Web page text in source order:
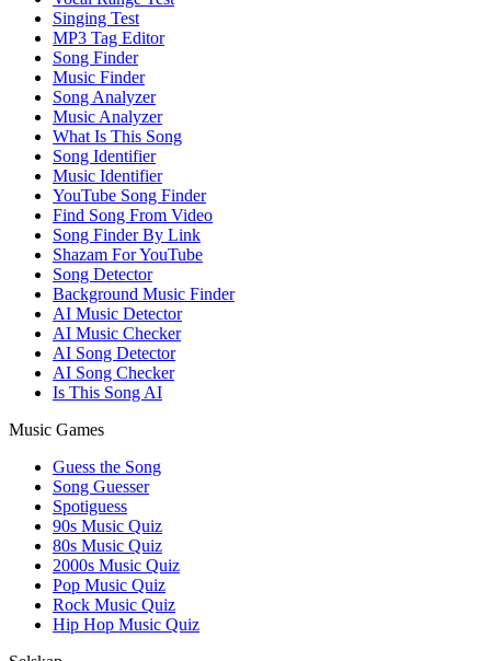
Singing Test
MP3 Tag Editor
Song Finder
Music Finder
Song Analyzer
Music Analyzer
What Is This Song
Song Identifier
Music Identifier
YouTube Song Finder
Find Song From Video
Song Finder By Link
Shazam For YouTube
Song Detector
Background Music Finder
AI Music Detector
AI Music Checker
AI Song Detector
AI Song Checker
Is This Song AI
Music Games
Guess the Song
Song Guesser
Spotiguess
90s Music Quiz
80s Music Quiz
2000s Music Quiz
Pop Music Quiz
Rock Music Quiz
Hip Hop Music Quiz